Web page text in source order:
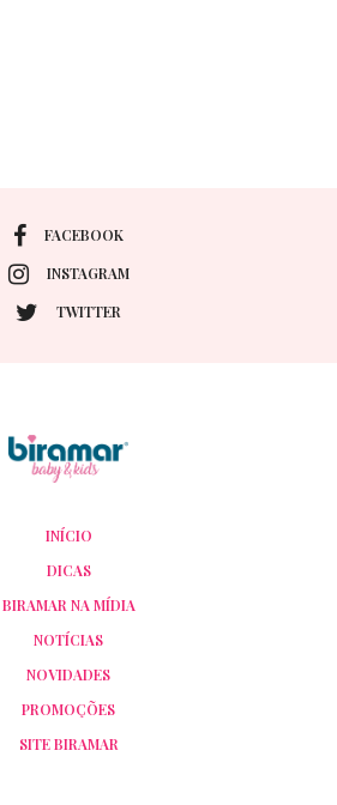
FACEBOOK
INSTAGRAM
TWITTER
INÍCIO
DICAS
BIRAMAR NA MÍDIA
NOTÍCIAS
NOVIDADES
PROMOÇÕES
SITE BIRAMAR